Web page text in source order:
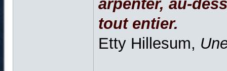
arpenter, au-
tout entier.
Etty Hillesum,